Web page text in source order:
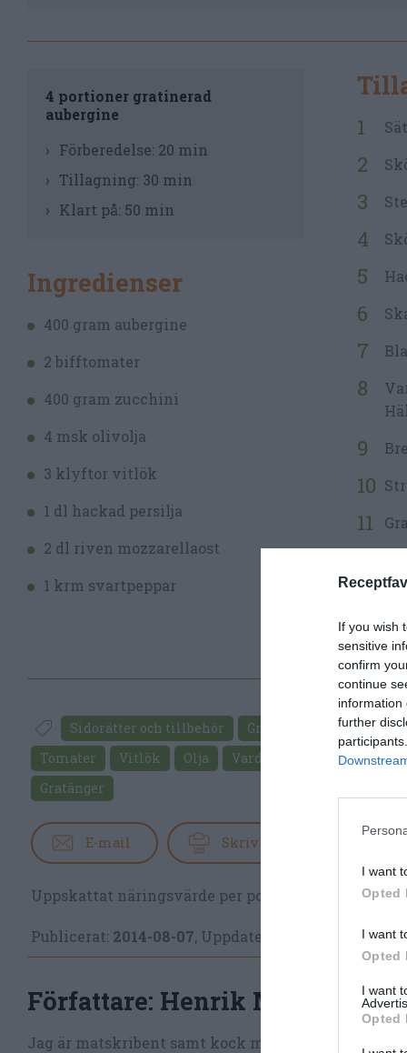
If you wish
sensitive
confirm
continue
information
further
I want
Opted
I want
Opted
I want
Opted
4 portioner gratinerad
aubergine
Förberedelse: 20 min
Tillagning: 30 min
Klart på: 50 min
Ingredienser
400 gram aubergine
2 bifftomater
400 gram zucchini
4 msk olivolja
3 klyftor vitlök
1 dl hackad persilja
2 dl riven mozzarellaost
1 krm svartpeppar
Sidorätter och tillbehör Grönsaker
Tomater
Vitlök Olja Vardag
Gratänger
E-mail Skriv ut
Uppskattat näringsvärde per portion: 223 kcal
Publicerat: 2014-08-07, Uppdaterat: 2019-08-17
Författare: Henrik Mattsson
Jag är matskribent samt kock med en fil. kand i